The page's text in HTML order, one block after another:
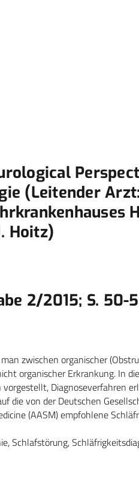
(Leitender
Hoitz)
2/2015; S. 50-
zwischen organischer
organischer Erkrankung. In
Diagnoseverfahren
die von der Deutschen
(AASM) empfohlene
Schlafstörung,